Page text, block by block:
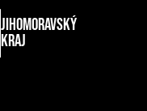
Jihomoravský
kraj